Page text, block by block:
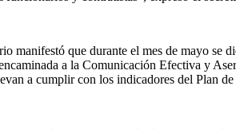
manifestó que durante el mes de mayo se
a la Comunicación Efectiva y
a cumplir con los indicadores del Plan